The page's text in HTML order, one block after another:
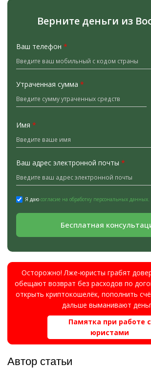
Верните деньги из
Ваш телефон *
Утраченная сумма *
Имя *
Ваш адрес электронной почты *
Я даю согласие на обработку персональных данных.
Бесплатная
Осторожно! Лже-юристы грабят
обещают возврат без расходов по
открыть криптокошелёк, пополнить
дальше выманивают
Памятка при работе с
юристами
Автор статьи